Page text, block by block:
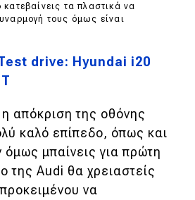
τα πλαστικά να
τους όμως είναι
drive: Hyundai i20
απόκριση της οθόνης
καλό επίπεδο, όπως και
όμως μπαίνεις για πρώτη
της Audi θα χρειαστείς
να